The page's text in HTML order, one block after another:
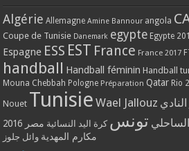
Algérie Allemagne Amine Bannour angola
Coupe de Tunisie Danemark egypte Egypte
Espagne ESS EST France France 2017
handball Handball féminin Handball
Mouna Chebbah Pologne Préparation Qatar Rio
Nouet Tunisie Wael Jallouz النادي
تونس كرة اليد النسائية مصر 2016
مكارم المهدية وائل جلوز